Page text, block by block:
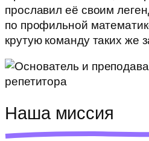
прославил её своим
по профильной
крутую команду таких же
Наша миссия